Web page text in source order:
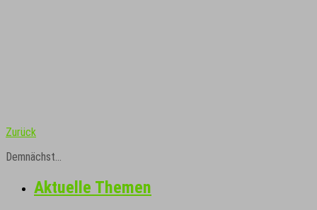
Zurück
Demnächst…
Aktuelle Themen